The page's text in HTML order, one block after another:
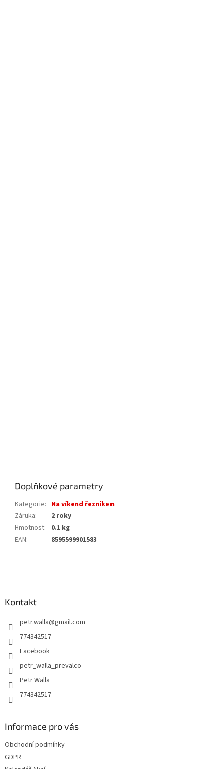
Doplňkové parametry
Kategorie: Na víkend řezníkem
Záruka:
2 roky
Hmotnost:
0.1 kg
EAN: 8595599901583
Kontakt
petr.walla@gmail.com
774342517
Facebook
petr_walla_prevalco
Petr Walla
774342517
Informace pro vás
Obchodní podmínky
GDPR